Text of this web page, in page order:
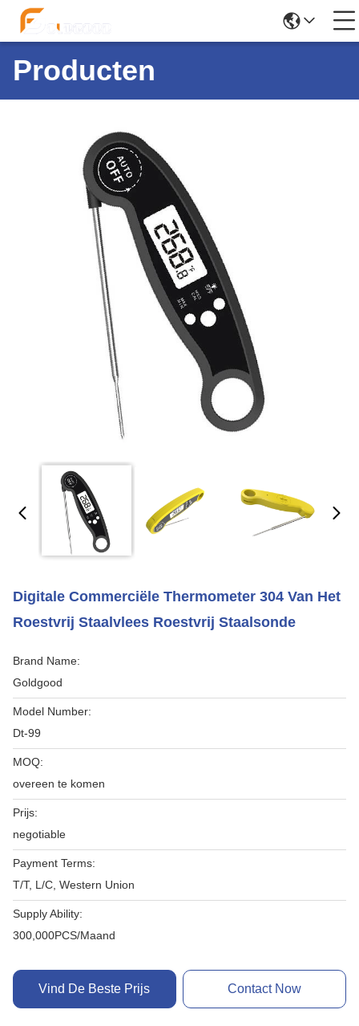
Producten
Digitale Commerciële Thermometer 304 Van Het
Roestvrij Staalvlees Roestvrij Staalsonde
Brand Name:
Goldgood
Model Number:
Dt-99
MOQ:
overeen te komen
Prijs:
negotiable
Payment Terms:
T/T, L/C, Western Union
Supply Ability:
300,000PCS/Maand
Vind De Beste Prijs Contact Now